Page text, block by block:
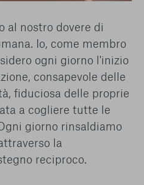
al nostro dovere di
Io, come membro
ogni giorno l'inizio
consapevole delle
fiduciosa delle proprie
a cogliere tutte le
giorno rinsaldiamo
la
reciproco.